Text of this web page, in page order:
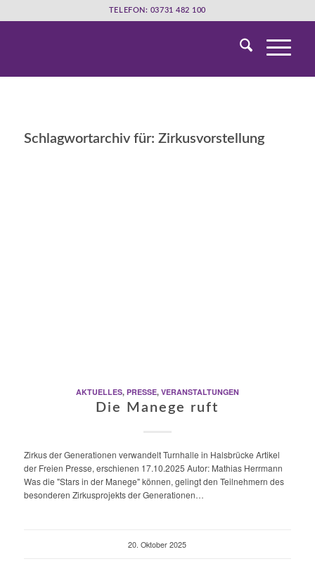
TELEFON: 03731 482 100
Schlagwortarchiv für: Zirkusvorstellung
AKTUELLES, PRESSE, VERANSTALTUNGEN
Die Manege ruft
Zirkus der Generationen verwandelt Turnhalle in Halsbrücke Artikel
der Freien Presse, erschienen 17.10.2025 Autor: Mathias Herrmann
Was die "Stars in der Manege" können, gelingt den Teilnehmern des
besonderen Zirkusprojekts der Generationen…
20. Oktober 2025